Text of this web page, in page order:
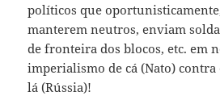
políticos que
manterem neutros, enviam
de fronteira dos blocos, etc. em
imperialismo de cá (Nato)
lá (Rússia)!